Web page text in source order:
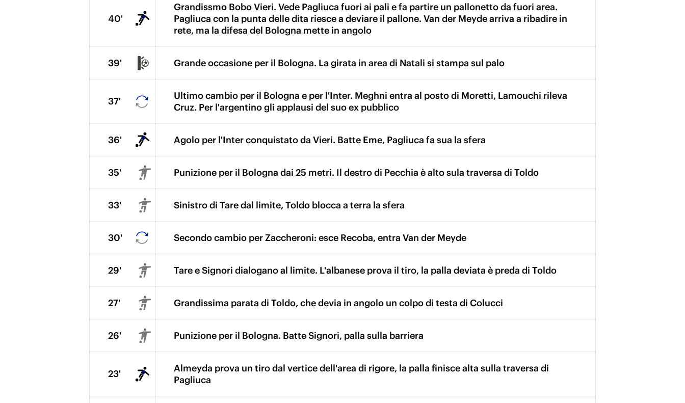
40'
Grandissmo Bobo Vieri. Vede Pagliuca fuori ai pali e fa partire un pallonetto da fuori area.
Pagliuca con la punta delle dita riesce a deviare il pallone. Van der Meyde arriva a ribadire in
rete, ma la difesa del Bologna mette in angolo
39' Grande occasione per il Bologna. La girata in area di Natali si stampa sul palo
37'
Ultimo cambio per il Bologna e per l'Inter. Meghni entra al posto di Moretti, Lamouchi rileva
Cruz. Per l'argentino gli applausi del suo ex pubblico
36' Agolo per l'Inter conquistato da Vieri. Batte Eme, Pagliuca fa sua la sfera
35' Punizione per il Bologna dai 25 metri. Il destro di Pecchia è alto sula traversa di Toldo
33' Sinistro di Tare dal limite, Toldo blocca a terra la sfera
30' Secondo cambio per Zaccheroni: esce Recoba, entra Van der Meyde
29' Tare e Signori dialogano al limite. L'albanese prova il tiro, la palla deviata è preda di Toldo
27' Grandissima parata di Toldo, che devia in angolo un colpo di testa di Colucci
26' Punizione per il Bologna. Batte Signori, palla sulla barriera
23'
Almeyda prova un tiro dal vertice dell'area di rigore, la palla finisce alta sulla traversa di
Pagliuca